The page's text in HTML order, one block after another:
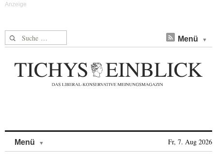
Suche nach: Menü
Menü Fr, 7. Aug 2026